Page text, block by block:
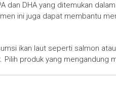
dan DHA yang ditemukan
ini juga dapat membantu
ikan laut seperti salmon
produk yang mengandung